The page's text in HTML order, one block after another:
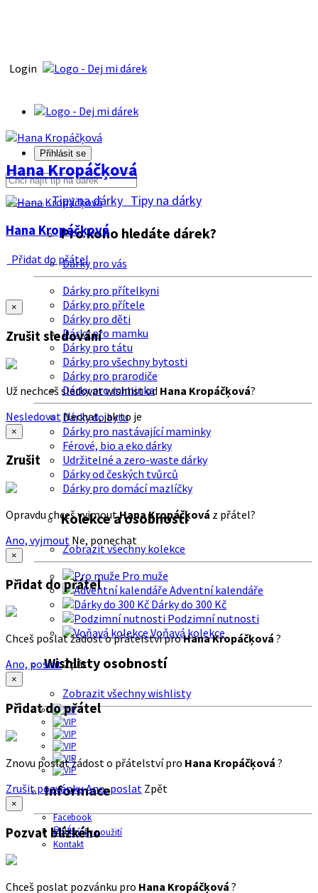
Login
Přihlásit se
Tipy na dárky Tipy na dárky
Pro koho hledáte dárek?
Dárky pro vás
Dárky pro přítelkyni
Dárky pro přítele
Dárky pro děti
Dárky pro mamku
Dárky pro tátu
Dárky pro všechny bytosti
Dárky pro prarodiče
Dárky pro miminka
Dárky do bytu
Dárky pro nastávající maminky
Férové, bio a eko dárky
Udržitelné a zero-waste dárky
Dárky od českých tvůrců
Dárky pro domácí mazlíčky
Kolekce a osobnosti
Zobrazit všechny kolekce
Pro muže
Adventní kalendáře
Dárky do 300 Kč
Podzimní nutnosti
Voňavá kolekce
Wishlisty osobností
Zobrazit všechny wishlisty
Informace
Facebook
O nás
Podmínky použití
Kontakt
Hana Kropáčķová
Hana Kropáčķová
Přidat do přátel
×
Zrušit sledování
Už nechceš sledovat wishlist od Hana Kropáčķová?
Nesledovat Nechat, jak to je
×
Zrušit
Opravdu chceš vyjmoutHana Kropáčķová z přátel?
Ano, vyjmout Ne, ponechat
×
Přidat do přátel
Chceš poslat žádost o přátelství proHana Kropáčķová ?
Ano, poslatZpět
×
Přidat do přátel
Znovu poslat žádost o přátelství pro Hana Kropáčķová ?
Zrušit pozvánkuAno, poslat Zpět
×
Pozvat blízkého
Chceš poslat pozvánku pro Hana Kropáčķová ?